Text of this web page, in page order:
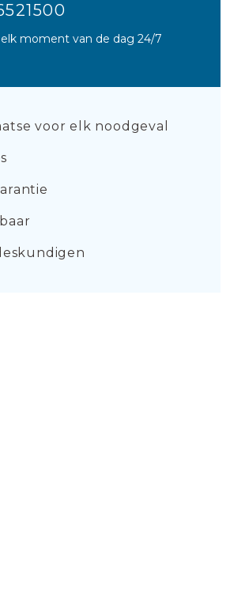
moment van de dag 24/7
voor elk noodgeval